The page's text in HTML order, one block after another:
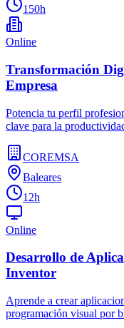
150h
Online
Transformación
Empresa
Potencia tu perfil
clave para la
COREMSA
Baleares
12h
Online
Desarrollo de
Inventor
Aprende a crear
programación visual por